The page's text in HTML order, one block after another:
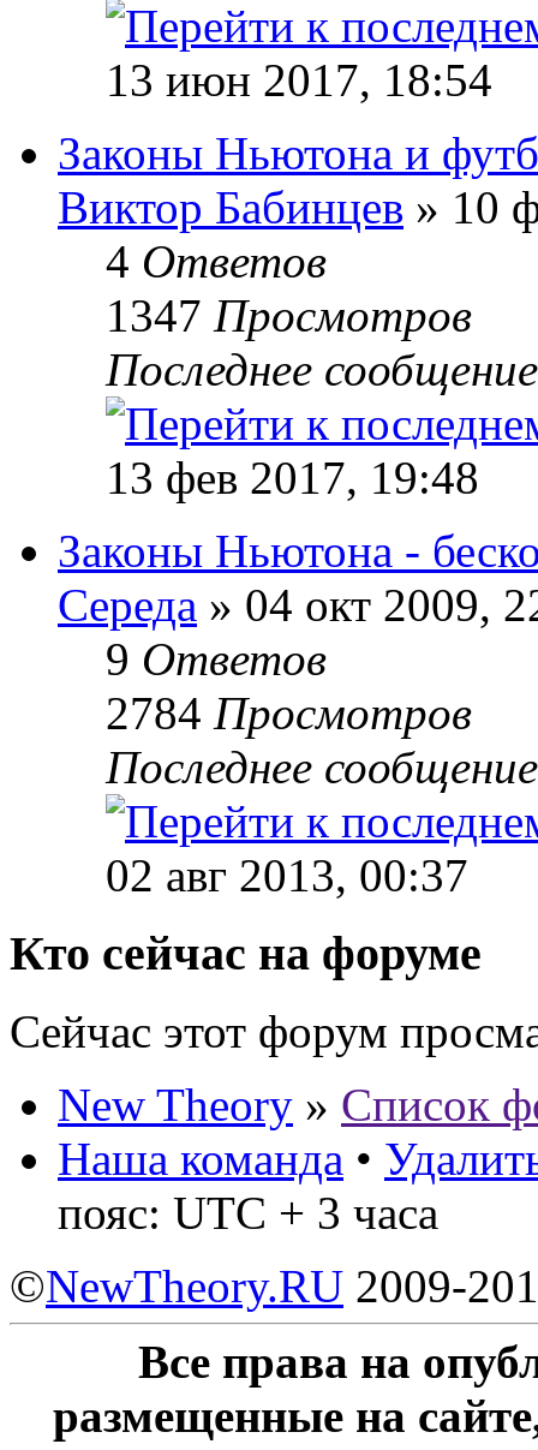
13 июн 2017, 18:54
Законы Ньютона и
Виктор Бабинцев » 10
4 Ответов
1347 Просмотров
Последнее
13 фев 2017, 19:48
Законы Ньютона -
Середа » 04 окт 2009,
9 Ответов
2784 Просмотров
Последнее
02 авг 2013, 00:37
Кто сейчас на форуме
Сейчас этот форум
New Theory » Список
Наша команда •
пояс: UTC + 3 часа
©NewTheory.RU 2009-
Все права на
размещенные на